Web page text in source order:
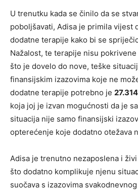
U trenutku kada se činilo da se
poboljšavati, Adisa je primila vijest
dodatne terapije kako bi se
Nažalost, te terapije nisu
što je dovelo do nove, teške
finansijskim izazovima koje ne
dodatne terapije potrebno je
koja joj je izvan mogućnosti da je
situacija nije samo finansijski
opterećenje koje dodatno otežava
Adisa je trenutno nezaposlena i
što dodatno komplikuje njenu
suočava s izazovima